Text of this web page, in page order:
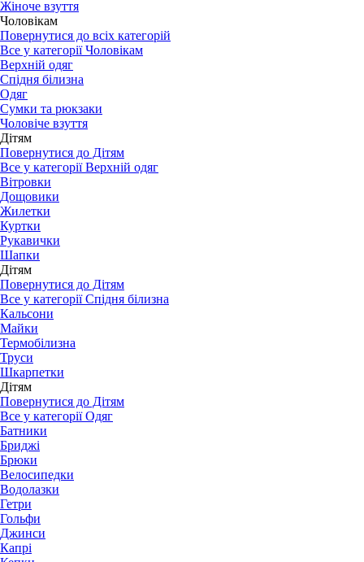
Жіноче взуття
Чоловікам
Повернутися до всіх категорій
Все у категорії Чоловікам
Верхній одяг
Спідня білизна
Одяг
Сумки та рюкзаки
Чоловіче взуття
Дітям
Повернутися до Дітям
Все у категорії Верхній одяг
Вітровки
Дощовики
Жилетки
Куртки
Рукавички
Шапки
Дітям
Повернутися до Дітям
Все у категорії Спідня білизна
Кальсони
Майки
Термобілизна
Труси
Шкарпетки
Дітям
Повернутися до Дітям
Все у категорії Одяг
Батники
Бриджі
Брюки
Велосипедки
Водолазки
Гетри
Гольфи
Джинси
Капрі